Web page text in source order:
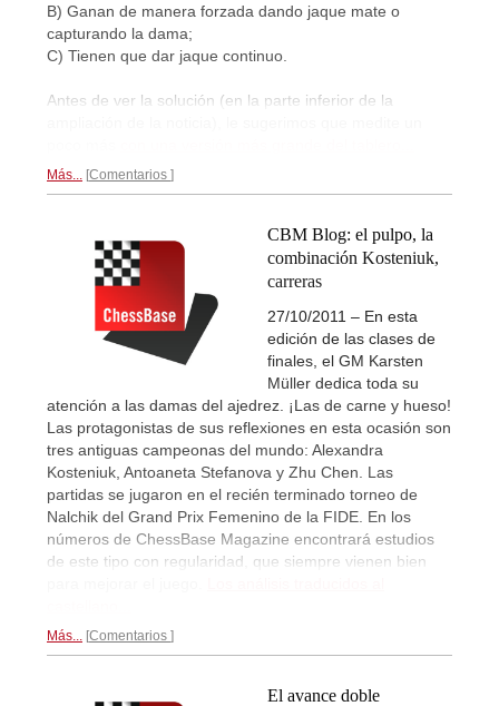
B) Ganan de manera forzada dando jaque mate o
capturando la dama;
C) Tienen que dar jaque continuo.
Antes de ver la solución (en la parte inferior de la
Más... Comentarios
CBM Blog: el pulpo, la
combinación Kosteniuk,
carreras
27/10/2011 – En esta
edición de las clases de
finales, el GM Karsten
Müller dedica toda su
atención a las damas del ajedrez. ¡Las de carne y hueso!
Las protagonistas de sus reflexiones en esta ocasión son
tres antiguas campeonas del mundo: Alexandra
Kosteniuk, Antoaneta Stefanova y Zhu Chen. Las
partidas se jugaron en el recién terminado torneo de
Nalchik del Grand Prix Femenino de la FIDE. En los
números de ChessBase Magazine encontrará estudios
de este tipo con regularidad, que siempre vienen bien
Más... Comentarios
El avance doble